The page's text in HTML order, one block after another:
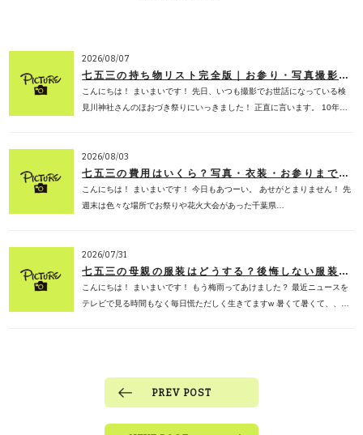
2026/08/07
七五三の持ち物リスト完全版｜お参り・写真撮影で必要なものを子ども専門フォトスタジオが解説【2026年版】
こんにちは！ まいまいです！ 先日、いつも撮影でお世話になっている検
見川神社さんのほおづき祭りにいっきました！ 正直に言います。 10年…
2026/08/03
七五三の費用はいくら？写真・衣装・お参りまでの相場を子ども専門フォトスタジオが徹底解説【2026年版】
こんにちは！ まいまいです！ 今日もあつーい。 あせがとまりません！ 先
週末は色々な場所でお祭りや花火大会があった千葉県…
2026/07/31
七五三の母親の服装はどうする？後悔しない服装選び・色・マナーを子ども専門フォトスタジオが徹底解説【2026年版】
こんにちは！ まいまいです！ もう梅雨ってあけました？ 最近ニュースを
テレビで見る時間もなく毎日慌ただしく生きてますw 暑くて暑くて、、…
PREV POST